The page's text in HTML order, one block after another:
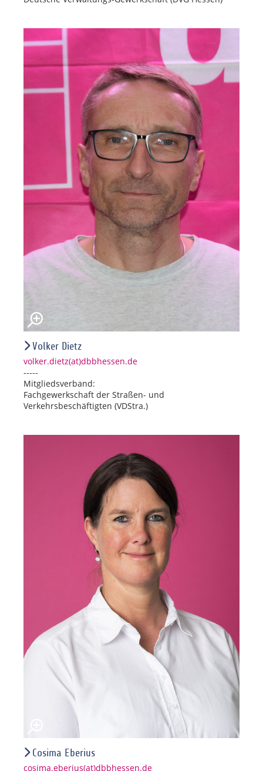
Volker Dietz
volker.dietz(at)dbbhessen.de
-----
Mitgliedsverband:
Fachgewerkschaft der Straßen- und
Verkehrsbeschäftigten (VDStra.)
Cosima Eberius
cosima.eberius(at)dbbhessen.de